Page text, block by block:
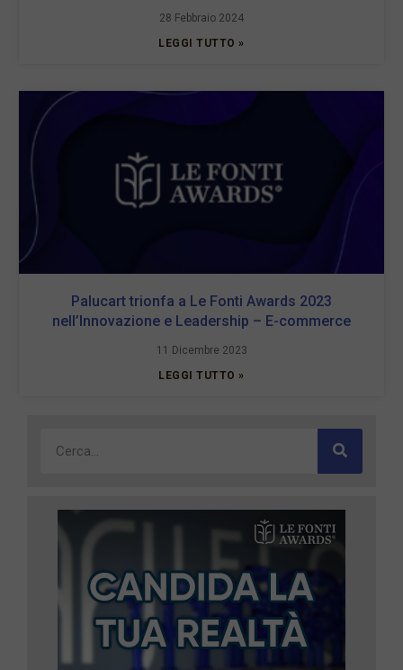
28 Febbraio 2024
LEGGI TUTTO »
Palucart trionfa a Le Fonti Awards 2023
nell’Innovazione e Leadership – E-commerce
11 Dicembre 2023
LEGGI TUTTO »